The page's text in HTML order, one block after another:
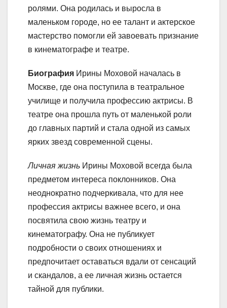
ролями. Она родилась и выросла в
маленьком городе, но ее талант и актерское
мастерство помогли ей завоевать признание
в кинематографе и театре.
Биография Ирины Моховой началась в
Москве, где она поступила в театральное
училище и получила профессию актрисы. В
театре она прошла путь от маленькой роли
до главных партий и стала одной из самых
ярких звезд современной сцены.
Личная жизнь Ирины Моховой всегда была
предметом интереса поклонников. Она
неоднократно подчеркивала, что для нее
профессия актрисы важнее всего, и она
посвятила свою жизнь театру и
кинематографу. Она не публикует
подробности о своих отношениях и
предпочитает оставаться вдали от сенсаций
и скандалов, а ее личная жизнь остается
тайной для публики.